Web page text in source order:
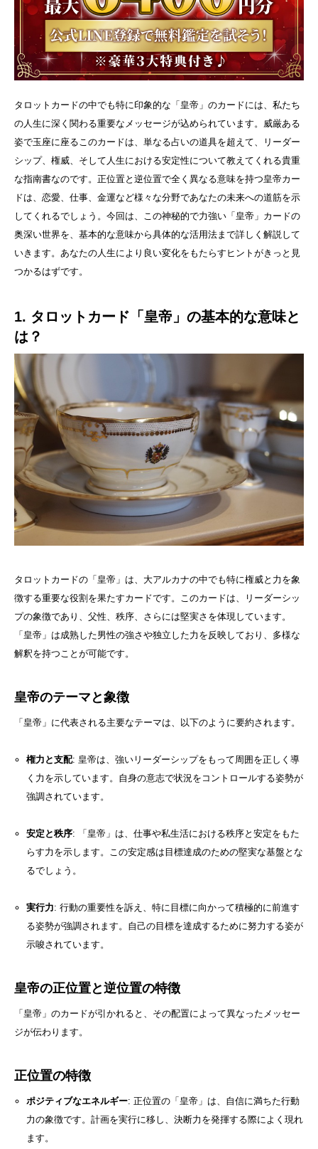
タロットカードの中でも特に印象的な「皇帝」のカードには、私たち
の人生に深く関わる重要なメッセージが込められています。威厳ある
姿で玉座に座るこのカードは、単なる占いの道具を超えて、リーダー
シップ、権威、そして人生における安定性について教えてくれる貴重
な指南書なのです。正位置と逆位置で全く異なる意味を持つ皇帝カー
ドは、恋愛、仕事、金運など様々な分野であなたの未来への道筋を示
してくれるでしょう。今回は、この神秘的で力強い「皇帝」カードの
奥深い世界を、基本的な意味から具体的な活用法まで詳しく解説して
いきます。あなたの人生により良い変化をもたらすヒントがきっと見
つかるはずです。
1. タロットカード「皇帝」の基本的な意味と
は？
タロットカードの「皇帝」は、大アルカナの中でも特に権威と力を象
徴する重要な役割を果たすカードです。このカードは、リーダーシッ
プの象徴であり、父性、秩序、さらには堅実さを体現しています。
「皇帝」は成熟した男性の強さや独立した力を反映しており、多様な
解釈を持つことが可能です。
皇帝のテーマと象徴
「皇帝」に代表される主要なテーマは、以下のように要約されます。
権力と支配: 皇帝は、強いリーダーシップをもって周囲を正しく導
く力を示しています。自身の意志で状況をコントロールする姿勢が
強調されています。
安定と秩序: 「皇帝」は、仕事や私生活における秩序と安定をもた
らす力を示します。この安定感は目標達成のための堅実な基盤とな
るでしょう。
実行力: 行動の重要性を訴え、特に目標に向かって積極的に前進す
る姿勢が強調されます。自己の目標を達成するために努力する姿が
示唆されています。
皇帝の正位置と逆位置の特徴
「皇帝」のカードが引かれると、その配置によって異なったメッセー
ジが伝わります。
正位置の特徴
ポジティブなエネルギー: 正位置の「皇帝」は、自信に満ちた行動
力の象徴です。計画を実行に移し、決断力を発揮する際によく現れ
ます。